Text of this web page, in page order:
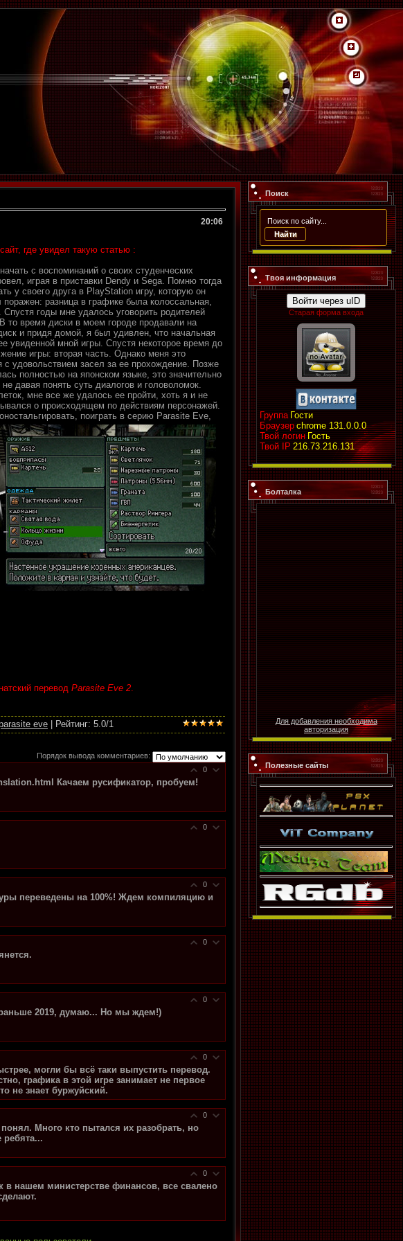
20:06
где увидел такую статью :
с воспоминаний о своих студенческих
играя в приставки Dendy и Sega. Помню тогда
у своего друга в PlayStation игру, которую он
разница в графике была колоссальная,
годы мне удалось уговорить родителей
то время диски в моем городе продавали на
и придя домой, я был удивлен, что начальная
увиденной мной игры. Спустя некоторое время до
игры: вторая часть. Однако меня это
с удовольствием засел за ее прохождение. Позже
полностью на японском языке, это значительно
давая понять суть диалогов и головоломок.
мне все же удалось ее пройти, хоть я и не
о происходящем по действиям персонажей.
поиграть в серию Parasite Eve,
перевод Parasite Eve 2
eve | Рейтинг: 5.0/1
Порядок вывода комментариев:
0
Качаем русификатор, пробуем!
0
0
переведены на 100%! Ждем компиляцию и
0
0
раньше 2019, думаю... Но мы ждем!)
0
могли бы всё таки выпустить перевод.
графика в этой игре занимает не первое
не знает буржуйский.
0
Много кто пытался их разобрать, но
ребята...
0
в нашем министерстве финансов, все свалено
Поиск
Твоя информация
Войти через uID
Старая форма входа
Группа Гости
Браузер chrome 131.0.0.0
Твой логин Гость
Твой IP 216.73.216.131
Болталка
Для добавления необходима
авторизация
Полезные сайты